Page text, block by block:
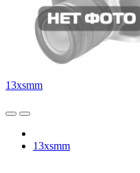
13xsmm
13xsmm